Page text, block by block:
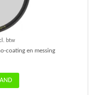
btw
coating en messing